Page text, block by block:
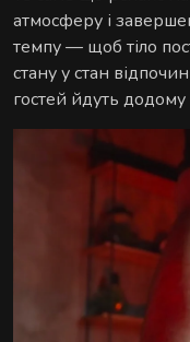
атмосферу і
темпу — щоб тіло
стану у стан
гостей йдуть
Ручні техніки, що
розслаблюють
обличчю чіткий